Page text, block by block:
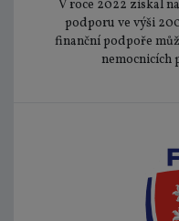
V roce 2022 získal
podporu ve výši
finanční podpoře
nemocnicích